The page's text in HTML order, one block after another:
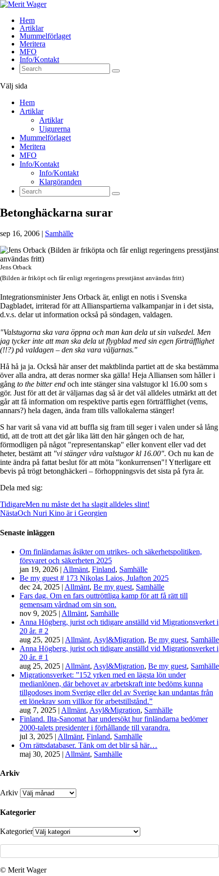
Hem
Artiklar
Mummelförlaget
Meritera
MFO
Info/Kontakt
Välj sida
Hem
Artiklar
Artiklar
Uigurerna
Mummelförlaget
Meritera
MFO
Info/Kontakt
Info/Kontakt
Klargöranden
Betonghäckarna surar
sep 16, 2006 | Samhälle
Jens Orback
(Bilden är friköpt och får enligt regeringens presstjänst användas fritt)
Integrationsminister Jens Orback är, enligt en notis i Svenska
Dagbladet, irriterad för att Allianspartierna valkampanjar in i det sista,
d.v.s. delar ut information också på söndagen, valdagen.
"Valstugorna ska vara öppna och man kan dela ut sin valsedel. Men
jag tycker inte att man ska dela ut flygblad med sin egen förträfflighet
(!!?) på valdagen – den ska vara väljarnas."
Hå hå ja ja. Också här anser det maktblinda partiet att de ska bestämma
över alla andra, att deras normer ska gälla! Heja Alliansen som håller i
gång to the bitter end och inte stänger sina valstugor kl 16.00 som s
gör. Just för att det är väljarnas dag så är det väl alldeles utmärkt att det
går att få information om respektive partis egen förträfflighet (vems,
annars?) hela dagen, ända fram tills vallokalerna stänger!
S har varit så vana vid att buffla sig fram till seger i valen under så lång
tid, att de trott att det går lika lätt den här gången och de har,
förmodligen på något "representanskap" eller konvent eller vad det
heter, bestämt att "vi stänger våra valstugor kl 16.00". Och nu kan de
inte ändra på fattat beslut för att möta "konkurrensen"! Ytterligare ett
bevis på trögt betonghäckeri – förhoppningsvis det sista på fyra år.
Dela med sig:
TidigareMen nu måste det ha slagit alldeles slint!
NästaOch Nuri Kino är i Georgien
Senaste inläggen
Om finländarnas åsikter om utrikes- och säkerhetspolitiken,
försvaret och säkerheten 2025
jan 19, 2026 | Allmänt, Finland, Samhälle
Be my guest # 173 Nikolas Laios, Julafton 2025
dec 24, 2025 | Allmänt, Be my guest, Samhälle
Fars dag. Om en fars outtröttliga kamp för att få rätt till
gemensam vårdnad om sin son.
nov 9, 2025 | Allmänt, Samhälle
Anna Högberg, jurist och tidigare anställd vid Migrationsverket i
20 år. # 2
aug 25, 2025 | Allmänt, Asyl&Migration, Be my guest, Samhälle
Anna Högberg, jurist och tidigare anställd vid Migrationsverket i
20 år. # 1
aug 25, 2025 | Allmänt, Asyl&Migration, Be my guest, Samhälle
Migrationsverket: ”152 yrken med en lägsta lön under
medianlönen, där behovet av arbetskraft inte bedöms kunna
tillgodoses inom Sverige eller del av Sverige kan undantas från
ett lönekrav som villkor för arbetstillstånd.”
aug 7, 2025 | Allmänt, Asyl&Migration, Samhälle
Finland. Ilta-Sanomat har undersökt hur finländarna bedömer
2000-talets presidenter i förhållande till varandra.
jul 3, 2025 | Allmänt, Finland, Samhälle
Om rättsdatabaser. Tänk om det blir så här…
maj 30, 2025 | Allmänt, Samhälle
Arkiv
Arkiv
Kategorier
Kategorier
© Merit Wager